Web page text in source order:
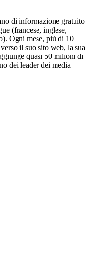
di informazione gratuito
(francese, inglese,
Ogni mese, più di 10
il suo sito web, la sua
quasi 50 milioni di
dei leader dei media